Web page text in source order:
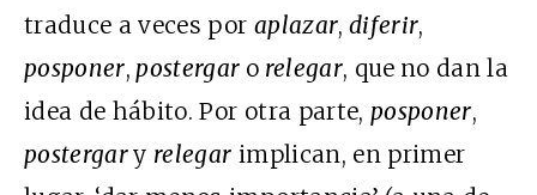
traduce a veces por aplazar, diferir,
posponer, postergar o relegar, que no dan la
idea de hábito. Por otra parte, posponer,
postergary relegar implican, en primer